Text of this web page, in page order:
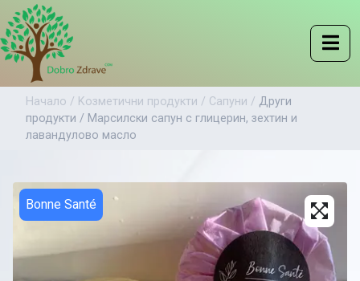
Начало / Kозметични продукти / Сапуни / Други
продукти / Марсилски сапун с глицерин, зехтин и
лавандулово масло
Bonne Santé